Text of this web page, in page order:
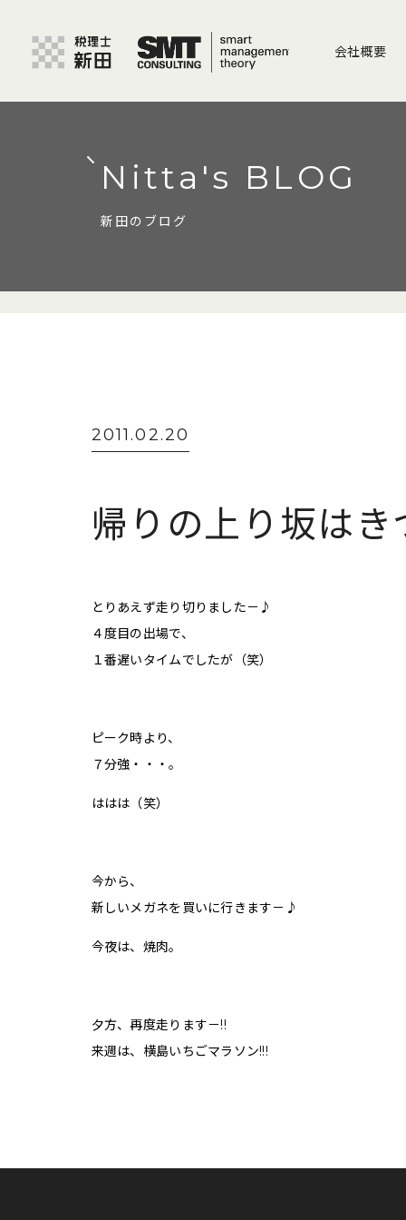
会社概要
Nitta's BLOG
新田のブログ
2011.02.20
帰りの上り坂は
とりあえず走り切りました－♪
４度目の出場で、
１番遅いタイムでしたが（笑）
ピーク時より、
７分強・・・。
ははは（笑）
今から、
新しいメガネを買いに行きます－♪
今夜は、焼肉。
夕方、再度走ります－!!
来週は、横島いちごマラソン!!!